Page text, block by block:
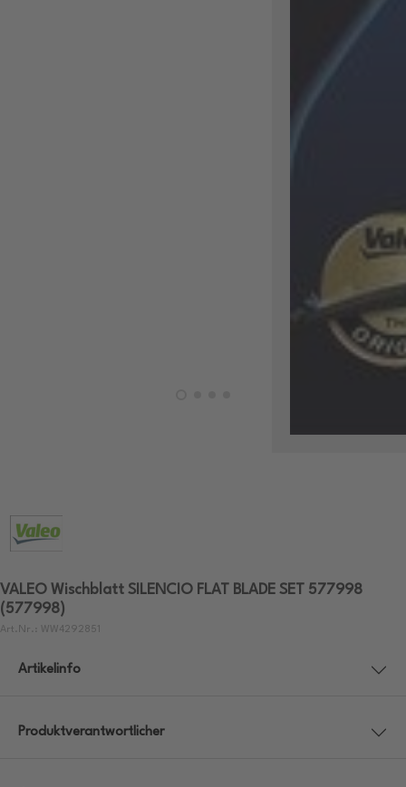
VALEO Wischblatt SILENCIO FLAT BLADE SET 577998
(577998)
Art.Nr.: WW4292851
Artikelinfo
Produktverantwortlicher